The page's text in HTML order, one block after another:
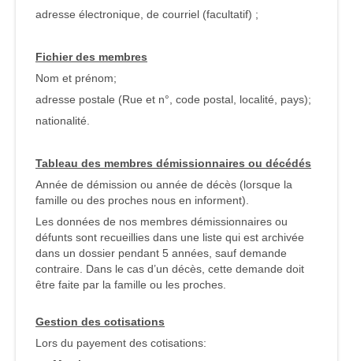
adresse électronique, de courriel (facultatif) ;
Fichier des membres
Nom et prénom;
adresse postale (Rue et n°, code postal, localité, pays);
nationalité.
Tableau des membres démissionnaires ou décédés
Année de démission ou année de décès (lorsque la
famille ou des proches nous en informent).
Les données de nos membres démissionnaires ou
défunts sont recueillies dans une liste qui est archivée
dans un dossier pendant 5 années, sauf demande
contraire. Dans le cas d’un décès, cette demande doit
être faite par la famille ou les proches.
Gestion des cotisations
Lors du payement des cotisations: